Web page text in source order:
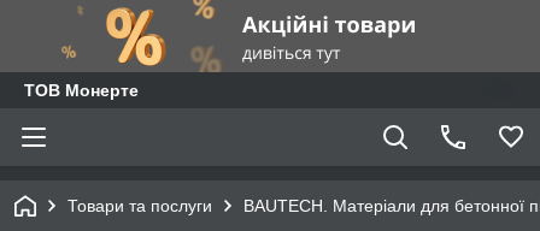
ТОВ Монерте
Товари та послуги BAUTECH. Матеріали для бетонної